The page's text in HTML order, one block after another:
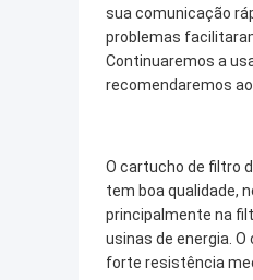
sua comunicação
problemas
Continuaremos a
recomendaremos
O cartucho de filtro
tem boa qualidade,
principalmente na
usinas de energia.
forte resistência